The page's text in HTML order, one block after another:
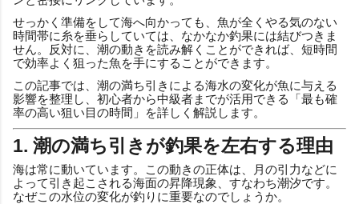
せっかく準備をして海へ向かっても、魚が全くやる気のない
時間帯に糸を垂らしていては、なかなか釣果には結びつきま
せん。反対に、潮の動きを読み解くことができれば、短時間
で効率よく狙った魚を手にすることができます。
この記事では、潮の満ち引きによる海水の変化が魚に与える
影響を整理し、初心者から中級者までが活用できる「最も確
率の高い狙い目の時間」を詳しく解説します。
1. 潮の満ち引きが釣果を左右する理由
海は常に動いています。この動きの正体は、月の引力などに
よって引き起こされる海面の昇降現象、すなわち潮汐です。
なぜこの水位の変化が釣りに重要なのでしょうか。